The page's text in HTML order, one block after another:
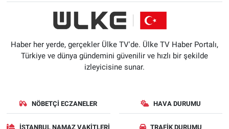
Haber her yerde, gerçekler Ülke TV'de. Ülke TV Haber Portalı,
Türkiye ve dünya gündemini güvenilir ve hızlı bir şekilde
izleyicisine sunar.
NÖBETÇI ECZANELER HAVA DURUMU
İSTANBUL NAMAZ VAKITLERI TRAFIK DURUMU